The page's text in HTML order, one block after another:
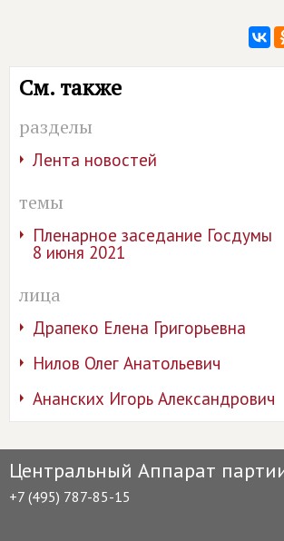
См. также
разделы
Лента новостей
темы
Пленарное заседание Госдумы
8 июня 2021
лица
Драпеко Елена Григорьевна
Нилов Олег Анатольевич
Ананских Игорь Александрович
Центральный Аппарат
+7 (495) 787-85-15